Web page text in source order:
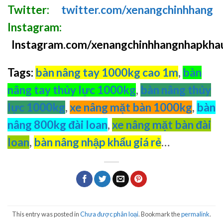
Twitter:
twitter.com/xenangchinhhang
Instagram:
Instagram.com/
Tags: bàn nâng tay 1000kg cao 1m, bàn
nâng tay thủy lực 1000kg, bàn nâng thủy
lực 1000kg,xe nâng mặt bàn 1000kg, bàn
nâng 800kg đài loan,xe nâng mặt bàn đài
loan, bàn nâng nhập khẩu giá rẻ…
This entry was posted inChưa được phân loại. Bookmark thepermalink.